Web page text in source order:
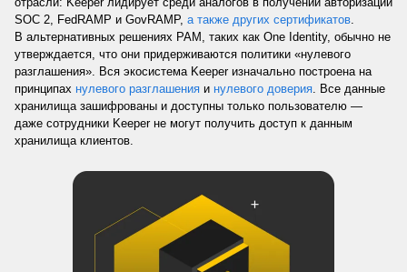
SOC 2, FedRAMP и GovRAMP, а также других сертификатов
В альтернативных решениях PAM, таких как One Identity, обычно не
утверждается, что они придерживаются политики «нулевого
разглашения». Вся экосистема Keeper изначально построена на
принципах нулевого разглашения и нулевого доверия . Все данные
хранилища зашифрованы и доступны только пользователю —
даже сотрудники Keeper не могут получить доступ к данным
хранилища клиентов.